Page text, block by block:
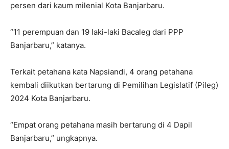
persen dari kaum milenial Kota Banjarbaru.
“11 perempuan dan 19 laki-laki Bacaleg dari PPP
Banjarbaru,” katanya.
Terkait petahana kata Napsiandi, 4 orang petahana
kembali diikutkan bertarung di Pemilihan Legislatif (Pileg)
2024 Kota Banjarbaru.
“Empat orang petahana masih bertarung di 4 Dapil
Banjarbaru,” ungkapnya.